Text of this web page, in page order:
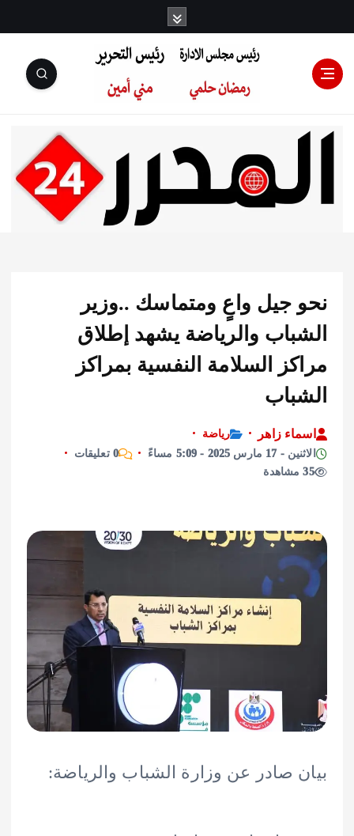
رئيس مجلس
الإدارة: رمضان
التحرير:مني أمين
جيل واعٍ ومتماسك ..وزير
والرياضة يشهد إطلاق
السلامة النفسية بمراكز
زاهر
رياضة
0 تعليقات
صادر عن وزارة الشباب والرياضة: